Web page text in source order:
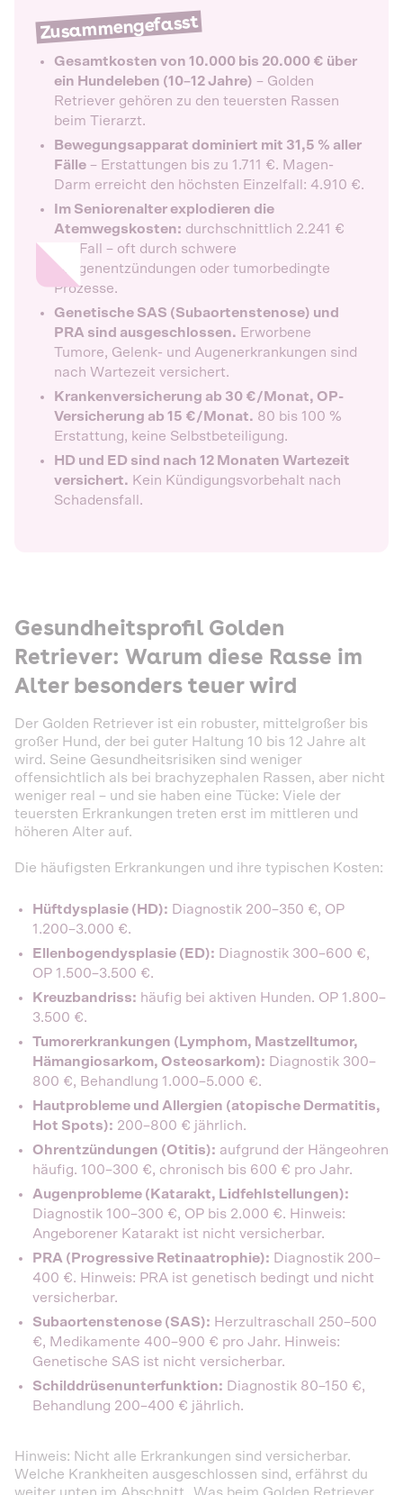
Zusammengefasst
Gesamtkosten von 10.000 bis 20.000 € über
ein Hundeleben (10–12 Jahre) – Golden
Retriever gehören zu den teuersten Rassen
beim Tierarzt.
Bewegungsapparat dominiert mit 31,5 % aller
Fälle – Erstattungen bis zu 1.711 €. Magen-
Darm erreicht den höchsten Einzelfall: 4.910 €.
Im Seniorenalter explodieren die
Atemwegskosten: durchschnittlich 2.241 €
pro Fall – oft durch schwere
Lungenentzündungen oder tumorbedingte
Prozesse.
Genetische SAS (Subaortenstenose) und
PRA sind ausgeschlossen. Erworbene
Tumore, Gelenk- und Augenerkrankungen sind
nach Wartezeit versichert.
Krankenversicherung ab 30 €/Monat, OP-
Versicherung ab 15 €/Monat. 80 bis 100 %
Erstattung, keine Selbstbeteiligung.
HD und ED sind nach 12 Monaten Wartezeit
versichert. Kein Kündigungsvorbehalt nach
Schadensfall.
Gesundheitsprofil Golden
Retriever: Warum diese Rasse im
Alter besonders teuer wird
Der Golden Retriever ist ein robuster, mittelgroßer bis
großer Hund, der bei guter Haltung 10 bis 12 Jahre alt
wird. Seine Gesundheitsrisiken sind weniger
offensichtlich als bei brachyzephalen Rassen, aber nicht
weniger real – und sie haben eine Tücke: Viele der
teuersten Erkrankungen treten erst im mittleren und
höheren Alter auf.
Die häufigsten Erkrankungen und ihre typischen Kosten:
Hüftdysplasie (HD): Diagnostik 200–350 €, OP
1.200–3.000 €.
Ellenbogendysplasie (ED): Diagnostik 300–600 €,
OP 1.500–3.500 €.
Kreuzbandriss: häufig bei aktiven Hunden. OP 1.800–
3.500 €.
Tumorerkrankungen (Lymphom, Mastzelltumor,
Hämangiosarkom, Osteosarkom): Diagnostik 300–
800 €, Behandlung 1.000–5.000 €.
Hautprobleme und Allergien (atopische Dermatitis,
Hot Spots): 200–800 € jährlich.
Ohrentzündungen (Otitis): aufgrund der Hängeohren
häufig. 100–300 €, chronisch bis 600 € pro Jahr.
Augenprobleme (Katarakt, Lidfehlstellungen):
Diagnostik 100–300 €, OP bis 2.000 €. Hinweis:
Angeborener Katarakt ist nicht versicherbar.
PRA (Progressive Retinaatrophie): Diagnostik 200–
400 €. Hinweis: PRA ist genetisch bedingt und nicht
versicherbar.
Subaortenstenose (SAS): Herzultraschall 250–500
€, Medikamente 400–900 € pro Jahr. Hinweis:
Genetische SAS ist nicht versicherbar.
Schilddrüsenunterfunktion: Diagnostik 80–150 €,
Behandlung 200–400 € jährlich.
Hinweis: Nicht alle Erkrankungen sind versicherbar.
Welche Krankheiten ausgeschlossen sind, erfährst du